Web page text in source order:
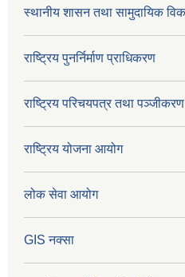
स्थानीय शासन तथा सामुदायिक
राष्ट्रिय पुनर्निर्माण प्राधिकरण
राष्ट्रिय परिचयपत्र तथा पञ्जीकरण
राष्ट्रिय योजना आयोग
लोक सेवा आयोग
GIS नक्सा